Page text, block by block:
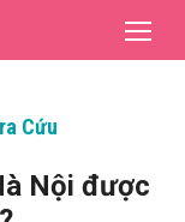
Cứu
Nội được